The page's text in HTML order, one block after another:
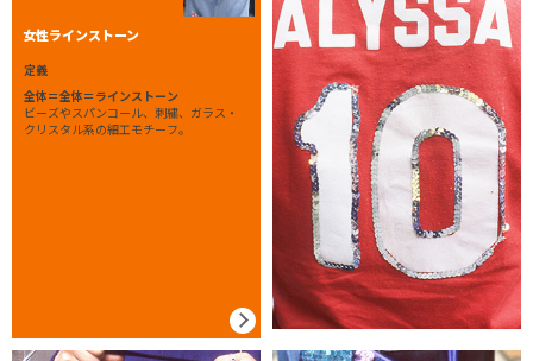
女性ラインストーン
定義
全体＝全体＝ラインストーン
ビーズやスパンコール、刺繍、ガラス・
クリスタル系の細工モチーフ。